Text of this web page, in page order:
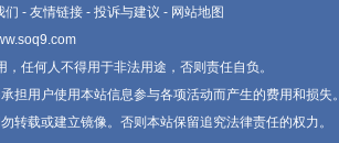
们 - 友情链接 - 投诉与建议 - 网站地图
任何人不得用于非法用途，否则责任自负。
用户使用本站信息参与各项活动而产生的费用和损失。
载或建立镜像。否则本站保留追究法律责任的权力。